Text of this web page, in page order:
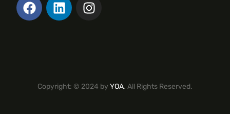
Copyright: © 2024 by YOA. All Rights Reserved.